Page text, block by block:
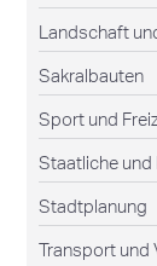
Landschaft
Sakralbauten
Sport und
Staatliche und
Stadtplanung
Transport und